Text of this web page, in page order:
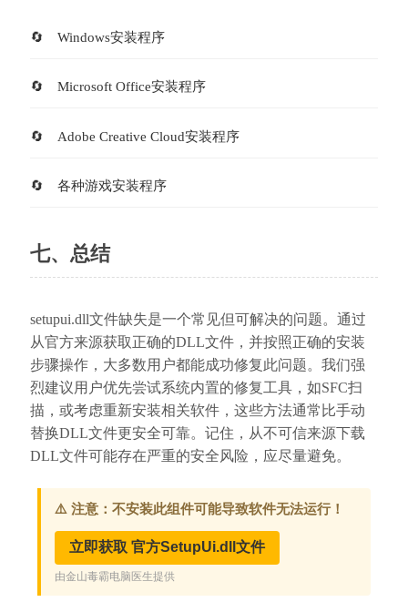
Windows安装程序
Microsoft Office安装程序
Adobe Creative Cloud安装程序
各种游戏安装程序
七、总结
setupui.dll文件缺失是一个常见但可解决的问题。通过
从官方来源获取正确的DLL文件，并按照正确的安装
步骤操作，大多数用户都能成功修复此问题。我们强
烈建议用户优先尝试系统内置的修复工具，如SFC扫
描，或考虑重新安装相关软件，这些方法通常比手动
替换DLL文件更安全可靠。记住，从不可信来源下载
DLL文件可能存在严重的安全风险，应尽量避免。